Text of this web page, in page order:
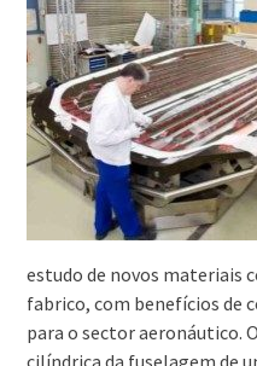
estudo de novos materiais
fabrico, com benefícios de
para o sector aeronáutico.